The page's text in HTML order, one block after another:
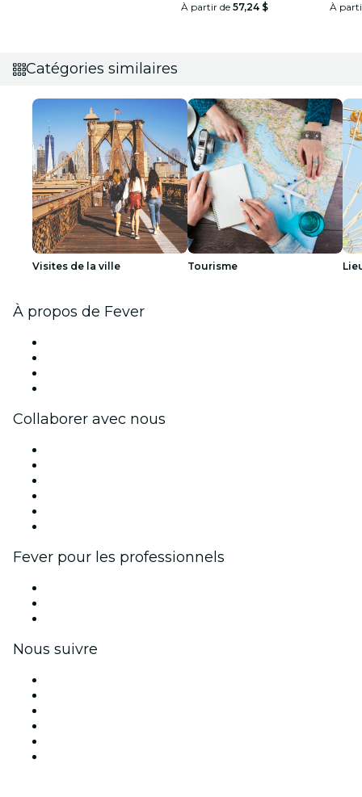
À partir de 57,24 $
À
Catégories similaires
Visites de la ville Tourisme
À propos de Fever
Collaborer avec nous
Fever pour les professionnels
Nous suivre